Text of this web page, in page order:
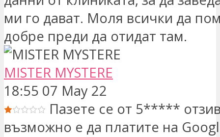
ми го дават. Моля всички да
добре преди да отидат там.
MISTER MYSTERE
18:55 07 May 22
Пазете се от 5*****
възможно е да платите на